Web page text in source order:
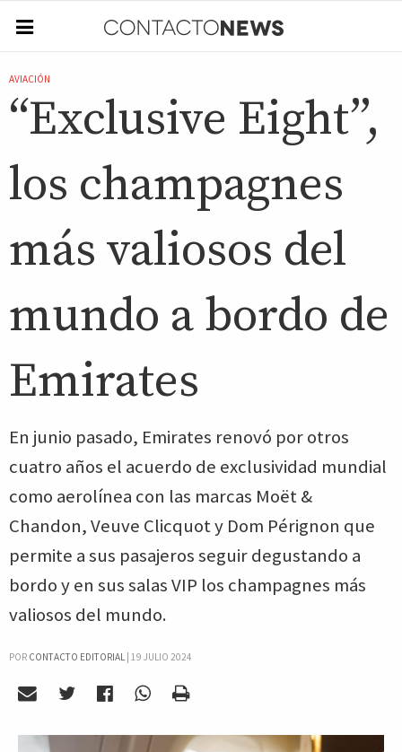
AVIACIÓN
“Exclusive Eight”,
los champagnes
más valiosos del
mundo a bordo de
Emirates
En junio pasado, Emirates renovó por otros
cuatro años el acuerdo de exclusividad mundial
como aerolínea con las marcas Moët &
Chandon, Veuve Clicquot y Dom Pérignon que
permite a sus pasajeros seguir degustando a
bordo y en sus salas VIP los champagnes más
valiosos del mundo.
POR CONTACTO EDITORIAL| 19 JULIO 2024